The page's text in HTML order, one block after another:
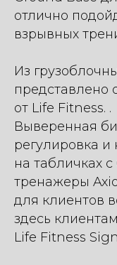
отлично
взрывных
Из
представлено
от Life Fitness. .
Выверенная
регулировка
на табличках
тренажеры
для клиентов
здесь
Life Fitness